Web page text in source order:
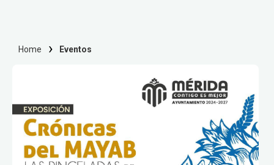
Home Eventos